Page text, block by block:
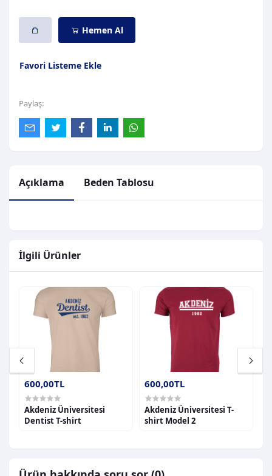
Hemen Al
Favori Listeme Ekle
Paylaş:
Açıklama Beden Tablosu
İlgili Ürünler
600,00TL
Akdeniz Üniversitesi
Dentist T-shirt
600,00TL
Akdeniz Üniversitesi T-
shirt Model 2